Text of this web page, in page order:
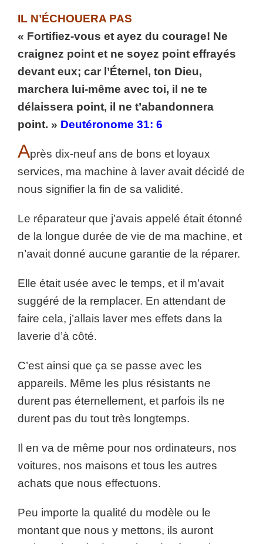
IL N’ÉCHOUERA PAS
« Fortifiez-vous et ayez du courage! Ne
craignez point et ne soyez point effrayés
devant eux; car l’Éternel, ton Dieu,
marchera lui-même avec toi, il ne te
délaissera point, il ne t’abandonnera
point. » Deutéronome 31: 6
Après dix-neuf ans de bons et loyaux
services, ma machine à laver avait décidé de
nous signifier la fin de sa validité.
Le réparateur que j’avais appelé était étonné
de la longue durée de vie de ma machine, et
n’avait donné aucune garantie de la réparer.
Elle était usée avec le temps, et il m’avait
suggéré de la remplacer. En attendant de
faire cela, j’allais laver mes effets dans la
laverie d’à côté.
C’est ainsi que ça se passe avec les
appareils. Même les plus résistants ne
durent pas éternellement, et parfois ils ne
durent pas du tout très longtemps.
Il en va de même pour nos ordinateurs, nos
voitures, nos maisons et tous les autres
achats que nous effectuons.
Peu importe la qualité du modèle ou le
montant que nous y mettons, ils auront